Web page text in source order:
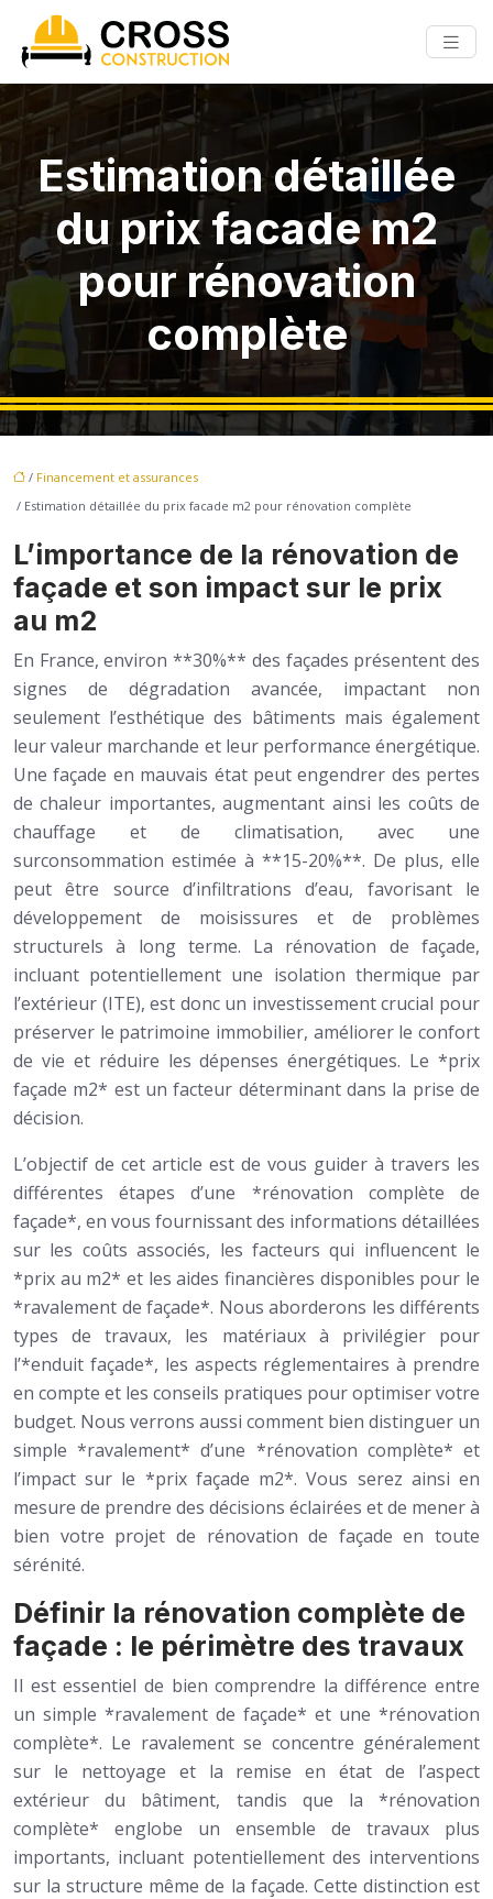
Estimation détaillée
du prix facade m2
pour rénovation
complète
/ Financement et assurances
/ Estimation détaillée du prix facade m2 pour rénovation complète
L’importance de la rénovation de
façade et son impact sur le prix
au m2
En France, environ **30%** des façades présentent des
signes de dégradation avancée, impactant non
seulement l’esthétique des bâtiments mais également
leur valeur marchande et leur performance énergétique.
Une façade en mauvais état peut engendrer des pertes
de chaleur importantes, augmentant ainsi les coûts de
chauffage et de climatisation, avec une
surconsommation estimée à **15-20%**. De plus, elle
peut être source d’infiltrations d’eau, favorisant le
développement de moisissures et de problèmes
structurels à long terme. La rénovation de façade,
incluant potentiellement une isolation thermique par
l’extérieur (ITE), est donc un investissement crucial pour
préserver le patrimoine immobilier, améliorer le confort
de vie et réduire les dépenses énergétiques. Le *prix
façade m2* est un facteur déterminant dans la prise de
décision.
L’objectif de cet article est de vous guider à travers les
différentes étapes d’une *rénovation complète de
façade*, en vous fournissant des informations détaillées
sur les coûts associés, les facteurs qui influencent le
*prix au m2* et les aides financières disponibles pour le
*ravalement de façade*. Nous aborderons les différents
types de travaux, les matériaux à privilégier pour
l’*enduit façade*, les aspects réglementaires à prendre
en compte et les conseils pratiques pour optimiser votre
budget. Nous verrons aussi comment bien distinguer un
simple *ravalement* d’une *rénovation complète* et
l’impact sur le *prix façade m2*. Vous serez ainsi en
mesure de prendre des décisions éclairées et de mener à
bien votre projet de rénovation de façade en toute
sérénité.
Définir la rénovation complète de
façade : le périmètre des travaux
Il est essentiel de bien comprendre la différence entre
un simple *ravalement de façade* et une *rénovation
complète*. Le ravalement se concentre généralement
sur le nettoyage et la remise en état de l’aspect
extérieur du bâtiment, tandis que la *rénovation
complète* englobe un ensemble de travaux plus
importants, incluant potentiellement des interventions
sur la structure même de la façade. Cette distinction est